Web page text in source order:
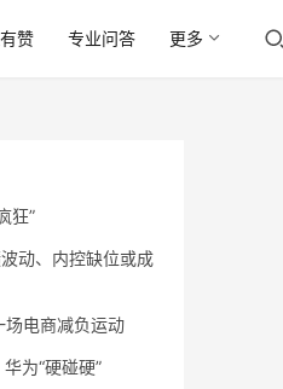
赞 专业问答 更多
狂”
动、内控缺位或成
场电商减负运动
为“硬碰硬”